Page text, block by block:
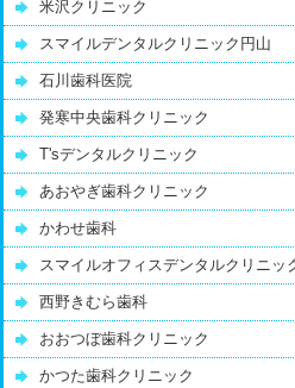
米沢クリニック
スマイルデンタルクリニック円山
石川歯科医院
発寒中央歯科クリニック
T'sデンタルクリニック
あおやぎ歯科クリニック
かわせ歯科
スマイルオフィスデンタルクリニッ
西野きむら歯科
おおつぼ歯科クリニック
かつた歯科クリニック